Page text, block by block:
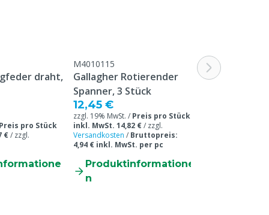
draht,
Preis pro Stück
€/ zzgl.
M4010115
Gallagher Rotierender
Spanner, 3 Stück
12,45 €
zzgl. 19% MwSt. / Preis pro Stück
inkl. MwSt. 14,82 €/ zzgl.
Versandkosten / Bruttopreis:
4,94 € inkl. MwSt. per pc
Produktinformatione
n